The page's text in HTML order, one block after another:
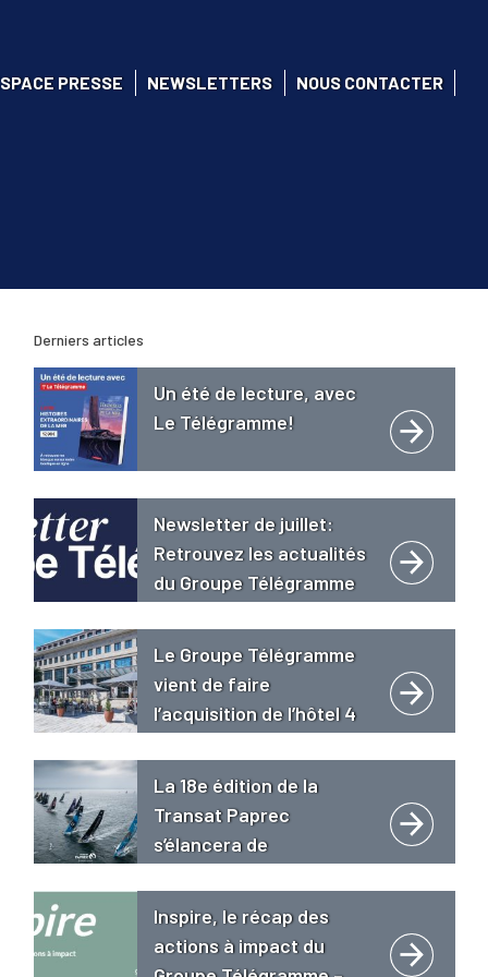
PRESSE NEWSLETTERS NOUS CONTACTER
Derniers articles
Un été de lecture, avec
Le Télégramme!
Newsletter de juillet:
Retrouvez les actualités
du Groupe Télégramme
Le Groupe Télégramme
vient de faire
l’acquisition de l’hôtel 4
Spa Golden Tulip » à
Saint-Malo intra-muros.
La 18e édition de la
Transat Paprec
s’élancera de
Inspire, le récap des
actions à impact du